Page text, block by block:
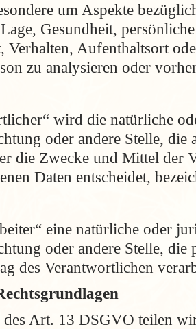
um Aspekte
Gesundheit,
Verhalten, Aufenthaltsort
zu analysieren oder
wird die natürliche
oder andere Stelle, die
die Zwecke und Mittel der
Daten entscheidet,
eine natürliche oder
oder andere Stelle, die
des Verantwortlichen
des Art. 13 DSGVO teilen